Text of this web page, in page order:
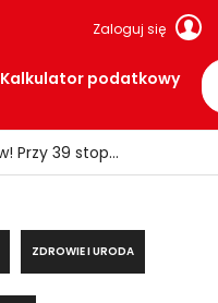
Zaloguj się
Kalkulator podatkowy
Upał oszczędził portfele Holendrów! Przy 39 stopniach wydawali wyraźnie mniej
ZDROWIE I URODA